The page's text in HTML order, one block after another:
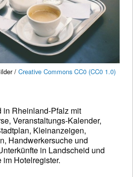
/ Creative Commons CC0 (CC0 1.0)
Rheinland-Pfalz mit
Veranstaltungs-Kalender,
Kleinanzeigen,
Handwerkersuche und
in Landscheid und
Hotelregister.